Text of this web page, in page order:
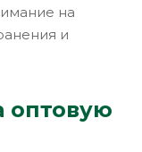
на
и
оптовую